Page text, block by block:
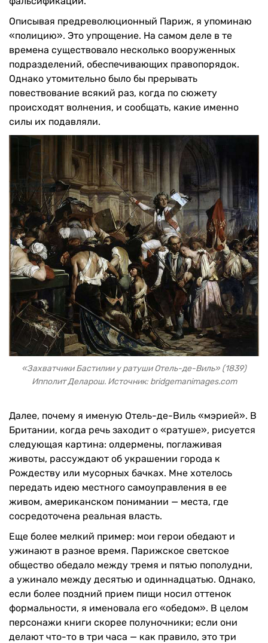
Описывая предреволюционный Париж, я упоминаю
«полицию». Это упрощение. На самом деле в те
времена существовало несколько вооруженных
подразделений, обеспечивающих правопорядок.
Однако утомительно было бы прерывать
повествование всякий раз, когда по сюжету
происходят волнения, и сообщать, какие именно
силы их подавляли.
«Захватчики Бастилии у ратуши Отель-де-Виль» (1839)
Ипполит Деларош. Источник: bridgemanimages.com
Далее, почему я именую Отель-де-Виль «мэрией». В
Британии, когда речь заходит о «ратуше», рисуется
следующая картина: олдермены, поглаживая
животы, рассуждают об украшении города к
Рождеству или мусорных бачках. Мне хотелось
передать идею местного самоуправления в ее
живом, американском понимании — места, где
сосредоточена реальная власть.
Еще более мелкий пример: мои герои обедают и
ужинают в разное время. Парижское светское
общество обедало между тремя и пятью пополудни,
а ужинало между десятью и одиннадцатью. Однако,
если более поздний прием пищи носил оттенок
формальности, я именовала его «обедом». В целом
персонажи книги скорее полуночники; если они
делают что-то в три часа — как правило, это три